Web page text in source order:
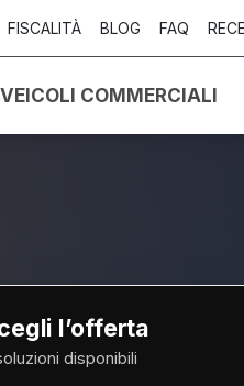
FISCALITÀ BLOG FAQ
VEICOLI COMMERCIALI
l’offerta
disponibili